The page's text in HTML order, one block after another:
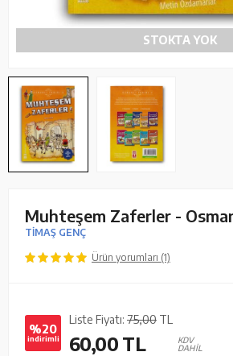
STOKTA YOK
Muhteşem Zaferler -
TİMAŞ GENÇ
Ürün yorumları (1)
%20
indirimli
Liste Fiyatı: 75,00 TL
60,00TL
KDV
DAHİL